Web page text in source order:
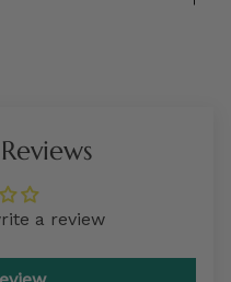
a review